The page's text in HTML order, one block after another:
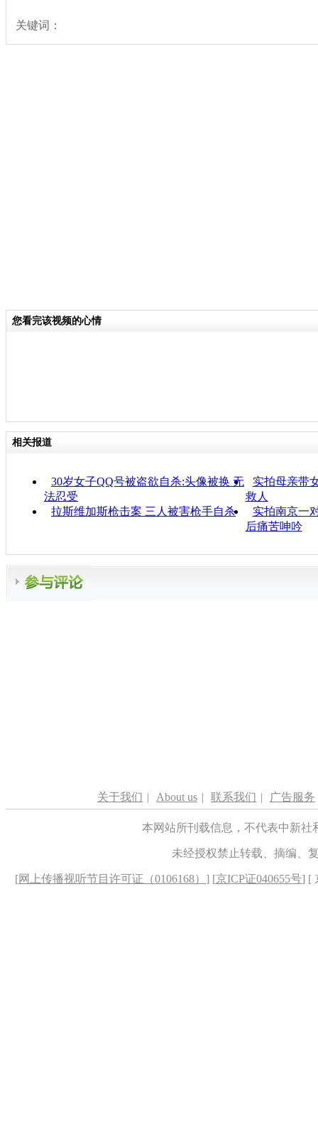
关键词：
您看完该视频的心情
相关报道
30岁女子QQ号被盗欲自杀:头像被换 无
法忍受
实拍母亲带
救人
拉斯维加斯枪击案 三人被害枪手自杀
实拍南京一
后痛苦呻吟
关于我们 | About us | 联系我们 | 广告服务
本网站所刊载信息，不代表中新
未经授权禁止转载、摘编、
[网上传播视听节目许可证（0106168） ] [京ICP证040655号] [